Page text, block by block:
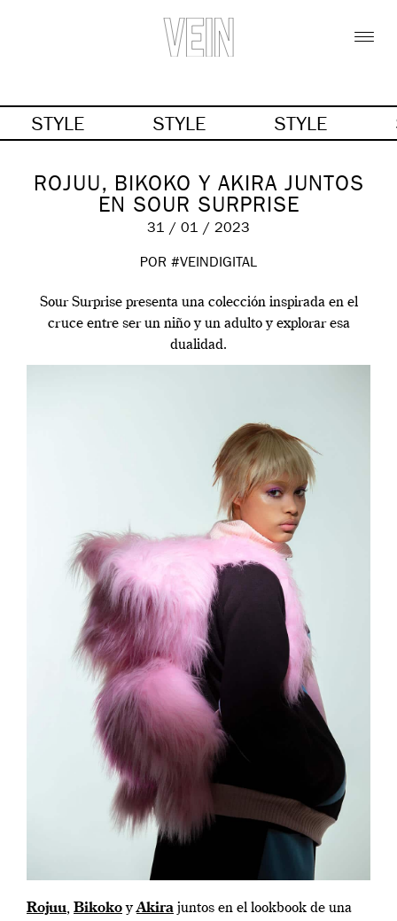
STYLE STYLE STYLE
ROJUU, BIKOKO Y AKIRA JUNTOS
EN SOUR SURPRISE
31 / 01 / 2023
POR #VEINDIGITAL
Sour Surprise presenta una colección inspirada en el
cruce entre ser un niño y un adulto y explorar esa
dualidad.
Rojuu, BikokoyAkira juntos en el lookbook de una